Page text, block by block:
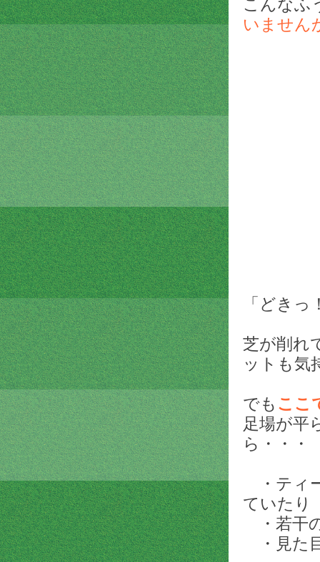
こんなふ
いません
「どきっ
芝が削れ
ットも気
でも ここ
足場が平
ら・・・
・ティ
ていたり
・若干
・見た